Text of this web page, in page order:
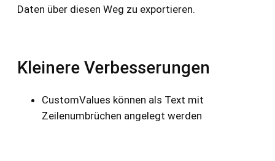
Daten über diesen Weg zu exportieren.
Kleinere Verbesserungen
CustomValues können als Text mit
Zeilenumbrüchen angelegt werden